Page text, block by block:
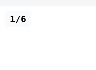
1/6